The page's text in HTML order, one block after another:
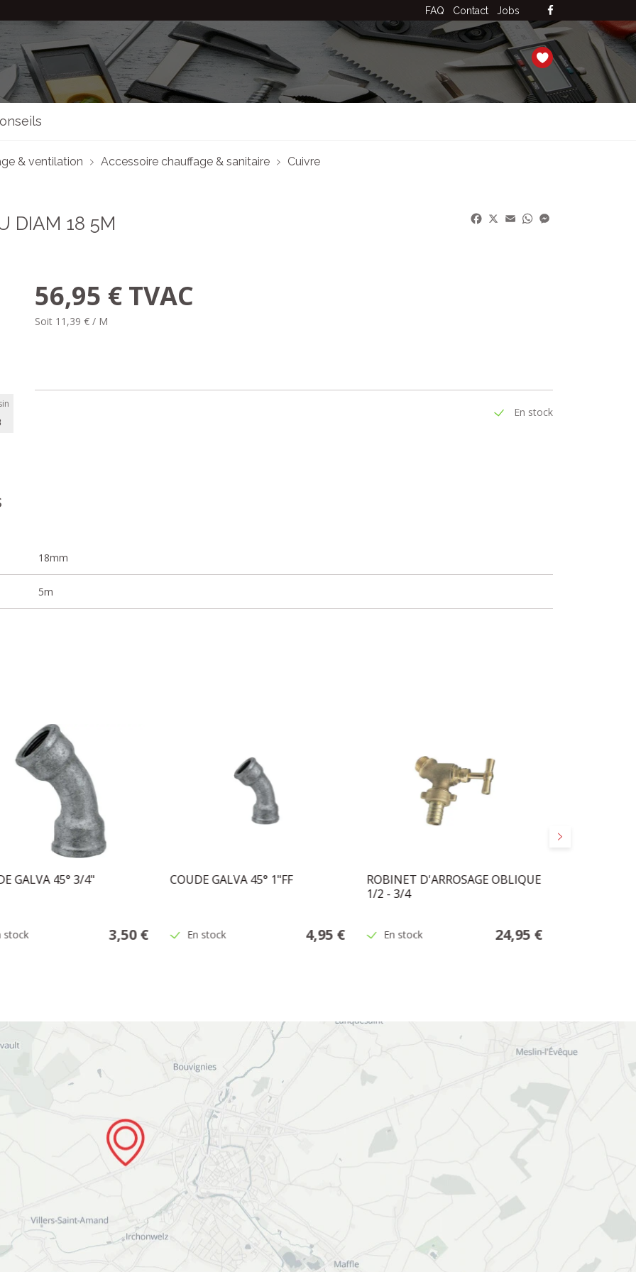
FAQ Contact Jobs
& ventilation Accessoire chauffage & sanitaire Cuivre
DIAM 18 5M Facebook
X EmailWhatsApp
56,95 € TVAC
Soit 11,39 € / M
En stock
18mm
5m
Suivant
GALVA 45° 3/4"
stock 3,50 €
COUDE GALVA 45° 1"FF
En stock 4,95 €
ROBINET D'ARROSAGE OBLIQUE
1/2 - 3/4
En stock 24,95 €